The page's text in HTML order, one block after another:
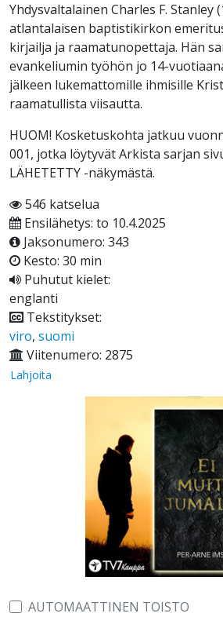
Yhdysvaltalainen Charles F. Stanley
atlantalaisen baptistikirkon
kirjailja ja raamatunopettaja. Hän
evankeliumin työhön jo 14-
jälkeen lukemattomille ihmisille
raamatullista viisautta.
HUOM! Kosketuskohta jatkuu
001, jotka löytyvät Arkista sarjan
LÄHETETTY -näkymästä.
546 katselua
Ensilähetys: to 10.4.2025
Jaksonumero: 343
Kesto: 30 min
Puhutut kielet:
englanti
Tekstitykset:
viro, suomi
Viitenumero: 2875
Lahjoita
AUTOMAATTINEN TOISTO